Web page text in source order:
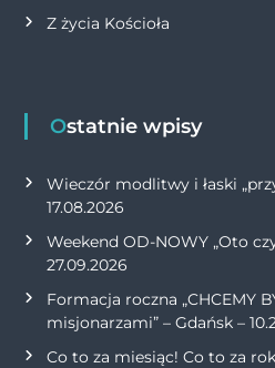
Z życia Kościoła
Ostatnie wpisy
Wieczór modlitwy i łaski
17.08.2026
Weekend OD-NOWY „Oto
27.09.2026
Formacja roczna „CHCEMY
misjonarzami” – Gdańsk –
Co to za miesiąc! Co to za